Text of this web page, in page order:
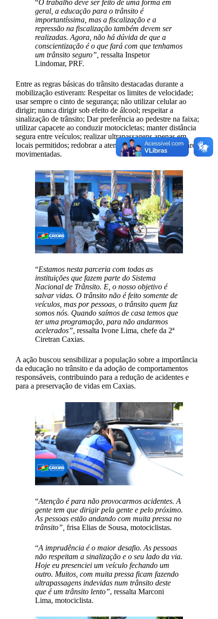
“O trabalho deve ser feito de uma forma em
geral, a educação para o trânsito é
importantíssima, mas a fiscalização e a
repressão na fiscalização também devem ser
realizadas. Agora, não há dúvida de que a
conscientização é o que fará com que tenhamos
um trânsito seguro”, ressalta Inspetor
Lindomar, PRF.
Entre as regras básicas do trânsito destacadas durante a
mobilização estiveram: Respeitar os limites de velocidade;
usar sempre o cinto de segurança; não utilizar celular ao
dirigir; nunca dirigir sob efeito de álcool; respeitar a
sinalização de trânsito; Dar preferência ao pedestre na faixa;
utilizar capacete ao conduzir motocicletas; manter distância
segura entre veículos; realizar ultrapassagens apenas em
locais permitidos; redobrar a atenção em cruzamentos e áreas
movimentadas.
“Estamos nesta parceria com todas as
instituições que fazem parte do Sistema
Nacional de Trânsito. E, o nosso objetivo é
salvar vidas. O trânsito não é feito somente de
veículos, mas por pessoas, o trânsito quem faz
somos nós. Quando saímos de casa temos que
ter uma programação, para não andarmos
acelerados”, ressalta Ivone Lima, chefe da 2ª
Ciretran Caxias.
A ação buscou sensibilizar a população sobre a importância
da educação no trânsito e da adoção de comportamentos
responsáveis, contribuindo para a redução de acidentes e
para a preservação de vidas em Caxias.
“Atenção é para não provocarmos acidentes. A
gente tem que dirigir pela gente e pelo próximo.
As pessoas estão andando com muita pressa no
trânsito”, frisa Elias de Sousa, motociclistas.
“A imprudência é o maior desafio. As pessoas
não respeitam a sinalização e o seu lado da via.
Hoje eu presenciei um veículo fechando um
outro. Muitos, com muita pressa ficam fazendo
ultrapassagens indevidas num trânsito deste
que é um trânsito lento”, ressalta Marconi
Lima, motociclista.